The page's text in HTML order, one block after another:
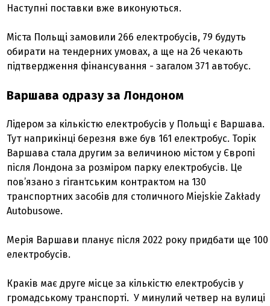
Наступні поставки вже виконуються.
Міста Польщі замовили 266 електробусів, 79 будуть
обирати на тендерних умовах, а ще на 26 чекають
підтвердження фінансування - загалом 371 автобус.
Варшава одразу за Лондоном
Лідером за кількістю електробусів у Польщі є Варшава.
Тут наприкінці березня вже був 161 електробус. Торік
Варшава стала другим за величиною містом у Європі
після Лондона за розміром парку електробусів. Це
пов’язано з гігантським контрактом на 130
транспортних засобів для столичного Miejskie Zakłady
Autobusowe.
Мерія Варшави планує після 2022 року придбати ще 100
електробусів.
Краків має друге місце за кількістю електробусів у
громадському транспорті. У минулий четвер на вулиці